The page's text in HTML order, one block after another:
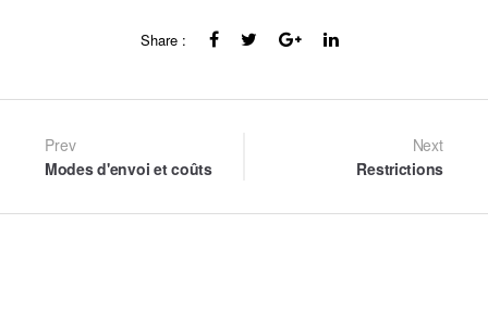
Share :
Post
navigation
Prev
Modes d'envoi et coûts
Next
Restrictions